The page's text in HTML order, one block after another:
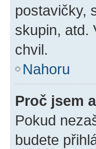
postavičky,
skupin, atd.
chvil.
Nahoru
Proč jsem
Pokud
budete